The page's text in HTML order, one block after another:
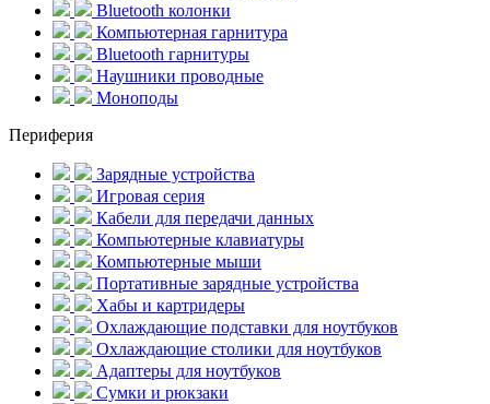
Bluetooth колонки
Компьютерная гарнитура
Bluetooth гарнитуры
Наушники проводные
Моноподы
Периферия
Зарядные устройства
Игровая серия
Кабели для передачи данных
Компьютерные клавиатуры
Компьютерные мыши
Портативные зарядные устройства
Хабы и картридеры
Охлаждающие подставки для ноутбуков
Охлаждающие столики для ноутбуков
Адаптеры для ноутбуков
Сумки и рюкзаки